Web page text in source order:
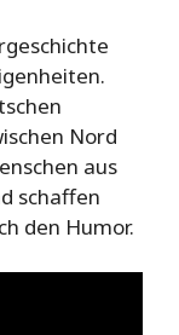
Nord
aus
schaffen
den Humor.